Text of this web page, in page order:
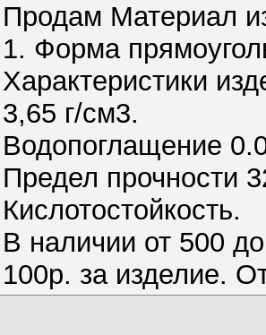
Продам Материал
1. Форма
Характеристики
3,65 г/см3.
Водопоглащение
Предел прочности
Кислотостойкость.
В наличии от 500
100р. за изделие.